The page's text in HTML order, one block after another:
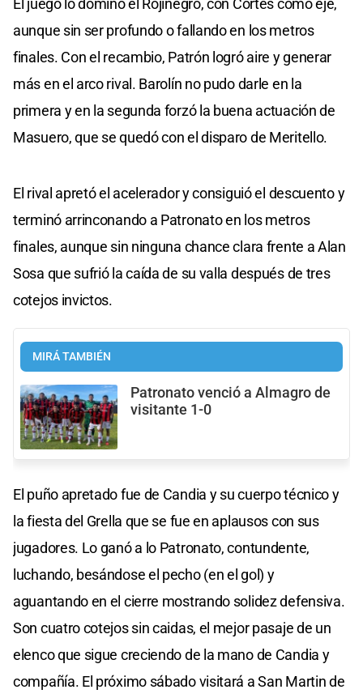
aunque sin ser profundo o fallando en los metros
finales. Con el recambio, Patrón logró aire y generar
más en el arco rival. Barolín no pudo darle en la
primera y en la segunda forzó la buena actuación de
Masuero, que se quedó con el disparo de Meritello.
El rival apretó el acelerador y consiguió el descuento y
terminó arrinconando a Patronato en los metros
finales, aunque sin ninguna chance clara frente a Alan
Sosa que sufrió la caída de su valla después de tres
cotejos invictos.
MIRÁ TAMBIÉN
Patronato venció a Almagro de
visitante 1-0
El puño apretado fue de Candia y su cuerpo técnico y
la fiesta del Grella que se fue en aplausos con sus
jugadores. Lo ganó a lo Patronato, contundente,
luchando, besándose el pecho (en el gol) y
aguantando en el cierre mostrando solidez defensiva.
Son cuatro cotejos sin caidas, el mejor pasaje de un
elenco que sigue creciendo de la mano de Candia y
compañía. El próximo sábado visitará a San Martin de